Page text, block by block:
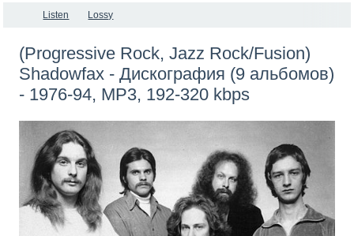
Listen Lossy
(Progressive Rock, Jazz Rock/Fusion)
Shadowfax - Дискография (9 альбомов)
- 1976-94, MP3, 192-320 kbps